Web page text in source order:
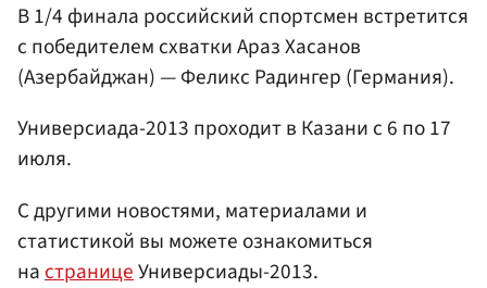
В 1/4 финала российский спортсмен встретится
с победителем схватки Араз Хасанов
(Азербайджан) — Феликс Радингер (Германия).
Универсиада-2013 проходит в Казани с 6 по 17
июля.
С другими новостями, материалами и
статистикой вы можете ознакомиться
на страницеУниверсиады-2013.